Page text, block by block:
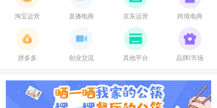
淘宝运营 直播电商 京东运营 跨境电商
拼多多 创业交流 其他平台 品牌/市场